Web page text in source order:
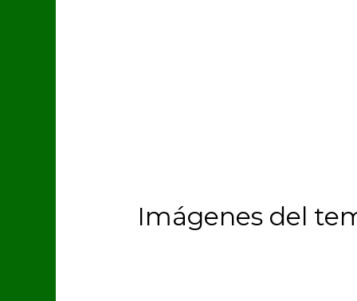
Imágenes del